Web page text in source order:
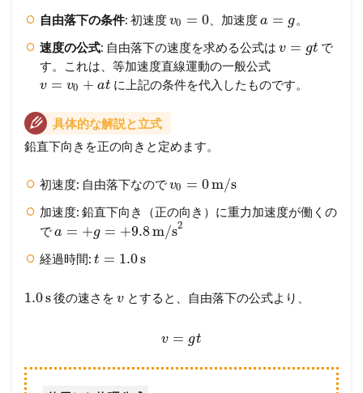
自由落下の条件: 初速度v0 = 0 、加速度a = g。
速度の公式: 自由落下の速度を求める公式は v = gt で
す。これは、等加速度直線運動の一般公式
v = v0 + at に上記の条件を代入したものです。
具体的な解説と立式
鉛直下向きを正の向きと定めます。
初速度: 自由落下なのでv0 = 0m/s
加速度: 鉛直下向き（正の向き）に重力加速度が働くの
でa = +g = +9.8m/s2
経過時間: t = 1.0s
1.0s後の速さをv とすると、自由落下の公式より、
v = gt